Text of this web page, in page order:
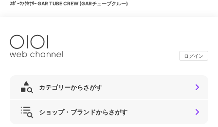
ｽﾎﾟｰﾂｱｸｾｻﾘｰ GAR TUBE CREW (GARチューブクルー)
ログイン
カテゴリーからさがす
ショップ・ブランドからさがす